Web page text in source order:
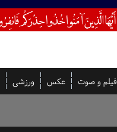
فیلم و صوت عکس ورزشی